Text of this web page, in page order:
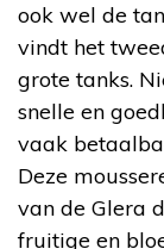
ook wel de
vindt het
grote tanks.
snelle en
vaak
Deze
van de Glera
fruitige en